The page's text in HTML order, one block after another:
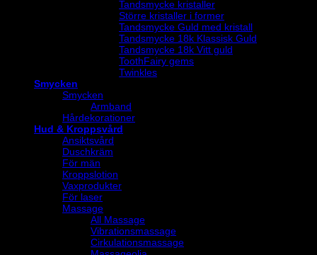
Tandsmycke kristaller
Större kristaller i former
Tandsmycke Guld med kristall
Tandsmycke 18k Klassisk Guld
Tandsmycke 18k Vitt guld
ToothFairy gems
Twinkles
Smycken
Smycken
Armband
Hårdekorationer
Hud & Kroppsvård
Ansiktsvård
Duschkräm
För män
Kroppslotion
Vaxprodukter
För laser
Massage
All Massage
Vibrationsmassage
Cirkulationsmassage